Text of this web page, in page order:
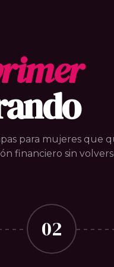
para mujeres que
financiero sin
02